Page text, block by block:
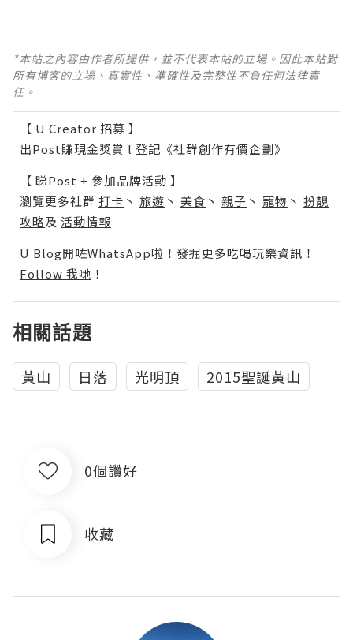
*本站之內容由作者所提供，並不代表本站的立場。因此本站對
所有博客的立場、真實性、準確性及完整性不負任何法律責
任。
【 U Creator 招募 】
出Post賺現金獎賞 l 登記《社群創作有價企劃》
【 睇Post + 參加品牌活動 】
瀏覽更多社群 打卡 丶 旅遊 丶 美食 丶 親子 丶 寵物 丶 扮靚
攻略及 活動情報
U Blog開咗WhatsApp啦！發掘更多吃喝玩樂資訊！
Follow 我哋 ！
相關話題
黃山 日落 光明頂 2015聖誕黃山
0個讚好
收藏